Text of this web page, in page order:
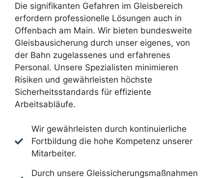
Die signifikanten Gefahren im Gleisbereich
erfordern professionelle Lösungen auch in
Offenbach am Main. Wir bieten bundesweite
Gleisbausicherung durch unser eigenes, von
der Bahn zugelassenes und erfahrenes
Personal. Unsere Spezialisten minimieren
Risiken und gewährleisten höchste
Sicherheitsstandards für effiziente
Arbeitsabläufe.
Wir gewährleisten durch kontinuierliche
Fortbildung die hohe Kompetenz unserer
Mitarbeiter.
Durch unsere Gleissicherungsmaßnahmen